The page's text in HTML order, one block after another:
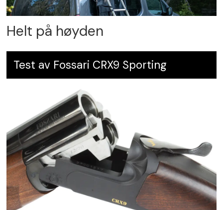
Helt på høyden
Test av Fossari CRX9 Sporting